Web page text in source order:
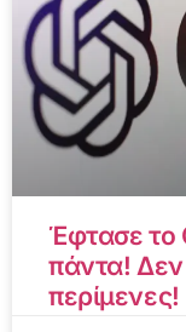
Έφτασε το
πάντα! Δεν
περίμενες!